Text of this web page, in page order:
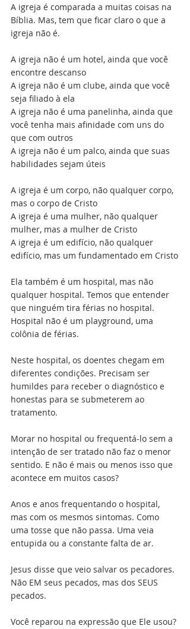
A igreja é comparada a muitas coisas na
Bíblia. Mas, tem que ficar claro o que a
igreja não é.
A igreja não é um hotel, ainda que você
encontre descanso
A igreja não é um clube, ainda que você
seja filiado à ela
A igreja não é uma panelinha, ainda que
você tenha mais afinidade com uns do
que com outros
A igreja não é um palco, ainda que suas
habilidades sejam úteis
A igreja é um corpo, não qualquer corpo,
mas o corpo de Cristo
A igreja é uma mulher, não qualquer
mulher, mas a mulher de Cristo
A igreja é um edifício, não qualquer
edifício, mas um fundamentado em Cristo
Ela também é um hospital, mas não
qualquer hospital. Temos que entender
que ninguém tira férias no hospital.
Hospital não é um playground, uma
colônia de férias.
Neste hospital, os doentes chegam em
diferentes condições. Precisam ser
humildes para receber o diagnóstico e
honestas para se submeterem ao
tratamento.
Morar no hospital ou frequentá-lo sem a
intenção de ser tratado não faz o menor
sentido. E não é mais ou menos isso que
acontece em muitos casos?
Anos e anos frequentando o hospital,
mas com os mesmos sintomas. Como
uma tosse que não passa. Uma veia
entupida ou a constante falta de ar.
Jesus disse que veio salvar os pecadores.
Não EM seus pecados, mas dos SEUS
pecados.
Você reparou na expressão que Ele usou?